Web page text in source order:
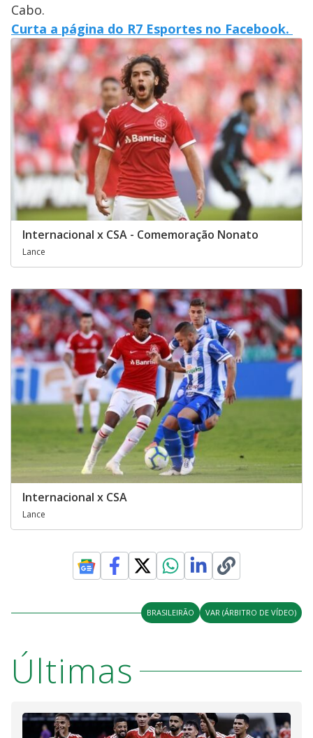
Cabo.
Curta a página do R7 Esportes no Facebook.
Internacional x CSA - Comemoração Nonato
Lance
Internacional x CSA
Lance
BRASILEIRÃO VAR (ÁRBITRO DE VÍDEO)
Últimas